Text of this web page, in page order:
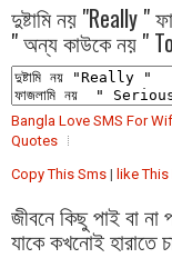
দুষ্টামি নয় "Really "
" অন্য কাউকে নয় "
Bangla Love SMS For
Quotes
Copy This Sms | like
জীবনে কিছু পাই বা
যাকে কখনোই হারাতে